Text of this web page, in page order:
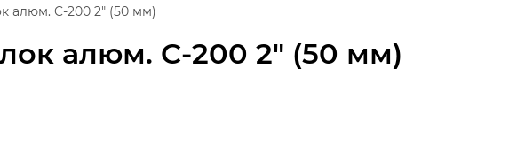
алюм. C-200 2" (50 мм)
алюм. C-200 2" (50 мм)